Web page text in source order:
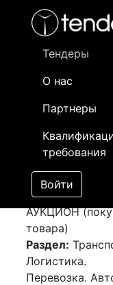
Тендеры
О нас
Партнеры
требования
Войти
- активный лот
- сохраненный лот
Закупка:
г.Серпухов
г.Петропавловск
(РК)[Завершен]
Лот №:4023
АУКЦИОН
товара)
Раздел:
Логистика.
Перевозка.